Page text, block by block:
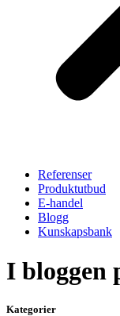
Referenser
Produktutbud
E-handel
Blogg
Kunskapsbank
I bloggen
Kategorier